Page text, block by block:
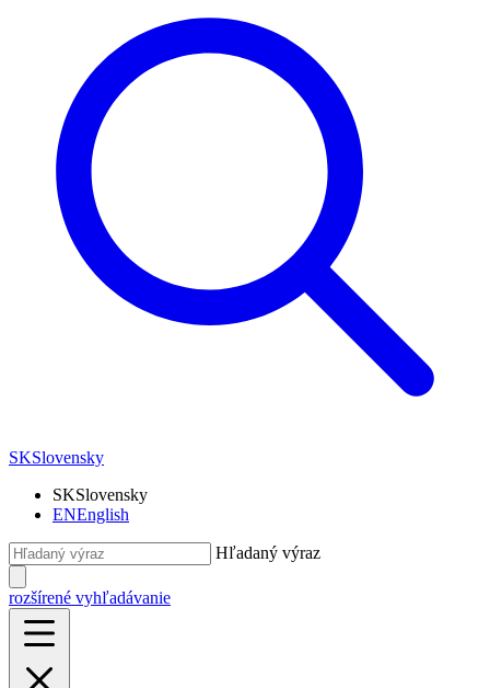
SKSlovensky
SKSlovensky
ENEnglish
Hľadaný výraz
rozšírené vyhľadávanie